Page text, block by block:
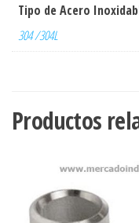
Tipo de Acero
304 /304L
Productos